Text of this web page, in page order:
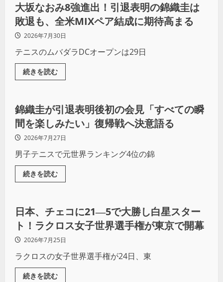
大坂なおみ8強進出！引退表明の錦織圭は
敗退も、全米MIXペア結成に期待高まる
2026年7月30日
テニスのムバダラDCオープンは29日
続きを読む
その他球技
錦織圭が引退表明後初の会見「すべての瞬
間を楽しみたい」復帰戦へ決意語る
2026年7月27日
男子テニスで元世界ランキング4位の錦
続きを読む
その他球技
日本、チェコに21―5で大勝し白星スター
ト！ラクロス女子世界選手権が東京で開幕
2026年7月25日
ラクロスの女子世界選手権が24日、東
続きを読む